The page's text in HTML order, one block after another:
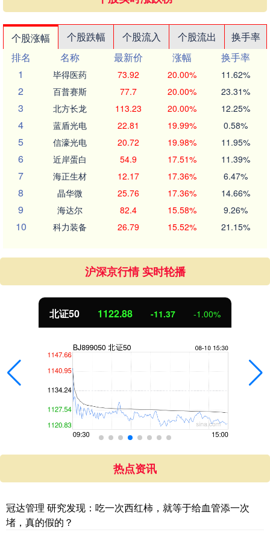
个股涨幅 个股跌幅 个股流入 个股流出
换手率
排名
名称 最新价 涨幅
换手率
1
毕得医药 73.92 20.00% 11.62%
2 百普赛斯 77.7 20.00% 23.31%
3 北方长龙 113.23 20.00% 12.25%
4 蓝盾光电 22.81 19.99% 0.58%
5 信濠光电 20.72 19.98% 11.95%
6 近岸蛋白 54.9 17.51% 11.39%
7 海正生材 12.17 17.36% 6.47%
8 晶华微 25.76 17.36% 14.66%
9 海达尔 82.4 15.58% 9.26%
10 科力装备 26.79 15.52% 21.15%
沪深京行情 实时轮播
北证50 1122.88 -11.37 -1.00%
热点资讯
冠达管理 研究发现：吃一次西红柿，就等于给血管添一次
堵，真的假的？